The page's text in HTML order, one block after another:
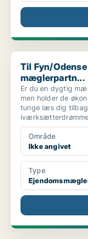
Til Fyn/Odense søger
Til Fyn/
mæglerpartn...
Er du en dygtig
men holder de
tunge læs dig
Område
Ikke angivet
Type